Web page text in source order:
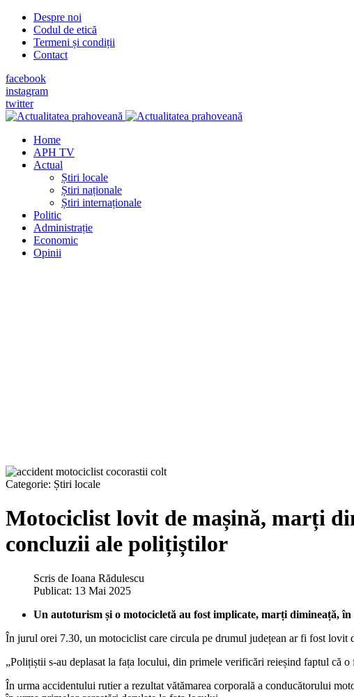
Despre noi
Codul de etică
Termeni și condiții
Contact
facebook
instagram
twitter
Home
APH TV
Actual
Știri locale
Știri naționale
Știri internaționale
Politic
Administrație
Economic
Opinii
Categorie: Știri locale
Motociclist lovit de mașină, marți
concluzii ale polițiștilor
Scris de Ioana Rădulescu
Publicat: 13 Mai 2025
Un autoturism și o motocicletă au fost implicate, marți dimineață,
În jurul orei 7.30, un motociclist care circula pe drumul județean ar fi fost lovit
„Polițiștii s-au deplasat la fața locului, din primele verificări reieșind faptul că
În urma accidentului rutier a rezultat vătămarea corporală a conducătorului